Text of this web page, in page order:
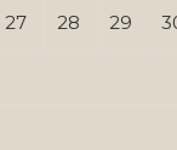
27 28 29